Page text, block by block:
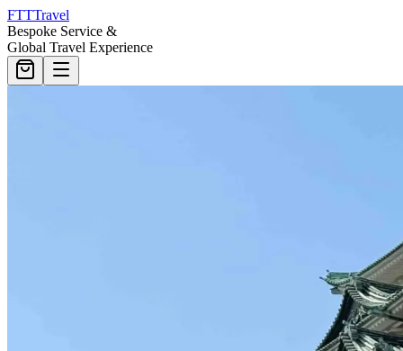
FTTTravel
Bespoke Service &
Global Travel Experience